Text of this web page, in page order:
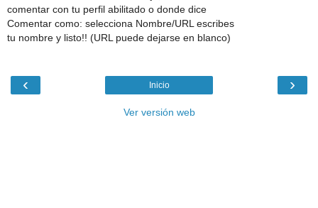
comentar con tu perfil abilitado o donde dice
Comentar como: selecciona Nombre/URL escribes
tu nombre y listo!! (URL puede dejarse en blanco)
‹ ›
Inicio
Ver versión web